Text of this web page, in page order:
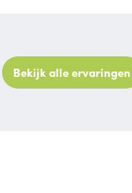
Bekijk alle ervaringen